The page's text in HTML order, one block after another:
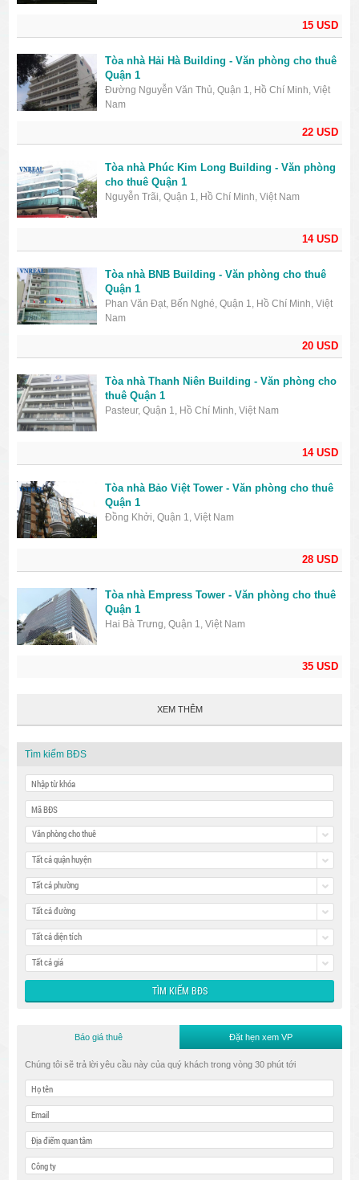
15 USD
22 USD
Tòa nhà Hải Hà Building - Văn phòng cho thuê
Quận 1
Đường Nguyễn Văn Thủ, Quận 1, Hồ Chí Minh, Việt
Nam
14 USD
Tòa nhà Phúc Kim Long Building - Văn phòng
cho thuê Quận 1
Nguyễn Trãi, Quận 1, Hồ Chí Minh, Việt Nam
20 USD
Tòa nhà BNB Building - Văn phòng cho thuê
Quận 1
Phan Văn Đạt, Bến Nghé, Quận 1, Hồ Chí Minh, Việt
Nam
14 USD
Tòa nhà Thanh Niên Building - Văn phòng cho
thuê Quận 1
Pasteur, Quận 1, Hồ Chí Minh, Việt Nam
28 USD
Tòa nhà Bảo Việt Tower - Văn phòng cho thuê
Quận 1
Đồng Khởi, Quận 1, Việt Nam
35 USD
Tòa nhà Empress Tower - Văn phòng cho thuê
Quận 1
Hai Bà Trưng, Quận 1, Việt Nam
XEM THÊM
Tìm kiếm BĐS
Văn phòng cho thuê
Tất cả quận huyện
Tất cả phường
Tất cả đường
Tất cả diện tích
Tất cả giá
Báo giá thuê Đặt hẹn xem VP
Chúng tôi sẽ trả lời yêu cầu này của quý khách trong vòng 30 phút tới